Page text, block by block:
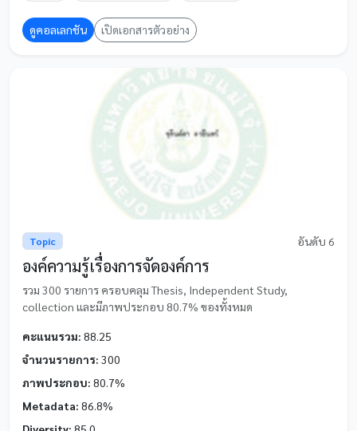
ดูคอลเลกชัน เปิดเอกสารตัวอย่าง
Topic อันดับ 6
องค์ความรู้เรื่องการจัดองค์การ
รวม 300 รายการ ครอบคลุม Thesis, Independent Study,
collection และมีภาพประกอบ 80.7% ของทั้งหมด
คะแนนรวม: 88.25
จำนวนรายการ: 300
ภาพประกอบ: 80.7%
Metadata: 86.8%